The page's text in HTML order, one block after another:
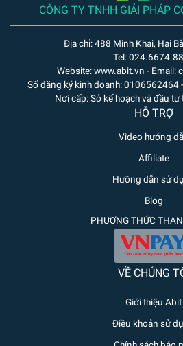
CÔNG TY TNHH GIẢI PHÁP
Địa chỉ: 488 Minh Khai, Hai
Tel:
Website: www.abit.vn - Email:
Số đăng ký kinh doanh:
Nơi cấp: Sở kế hoạch và đầu
HỖ TRỢ
Video hướng
Affiliate
Hưỡng dẫn sử
Blog
PHƯƠNG THỨC
VỀ CHÚNG
Giới thiệu Abit
Điều khoản sử